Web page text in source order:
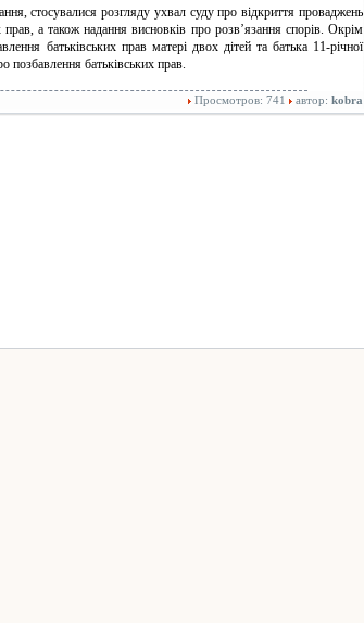
стосувалися розгляду ухвал суду про відкриття проваджень
а також надання висновків про розв’язання спорів. Окрім
батьківських прав матері двох дітей та батька 11-річної
позбавлення батьківських прав.
Просмотров: 741
автор: kobra